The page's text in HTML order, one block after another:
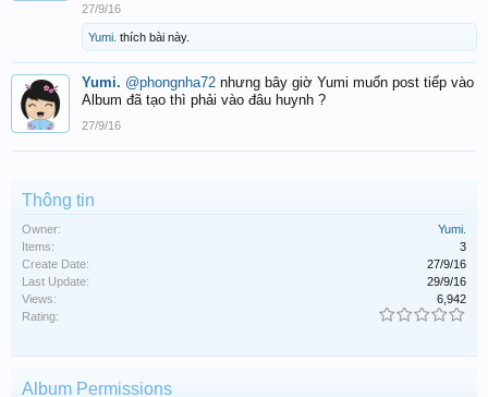
27/9/16
Yumi. thích bài này.
Yumi. @phongnha72 nhưng bây giờ Yumi muốn post tiếp vào
Album đã tạo thì phải vào đâu huynh ?
27/9/16
Thông tin
Owner:
Yumi.
Items:
3
Create Date:
27/9/16
Last Update:
29/9/16
Views:
6,942
Rating:
Album Permissions